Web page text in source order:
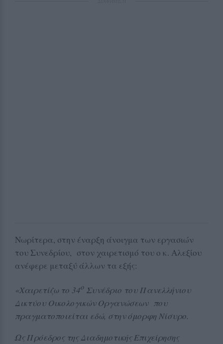
Νωρίτερα, στην έναρξη άνοιγμα των εργασιών
του Συνεδρίου, στον χαιρετισμό του ο κ. Αλεξίου
ανέφερε μεταξύ άλλων τα εξής:
«Χαιρετίζω το 34ο Συνέδριο του Πανελλήνιου
Δικτύου Οικολογικών Οργανώσεων που
πραγματοποιείται εδώ, στην όμορφη Νίσυρο.
Ως Πρόεδρος της Διαδημοτικής Επιχείρησης